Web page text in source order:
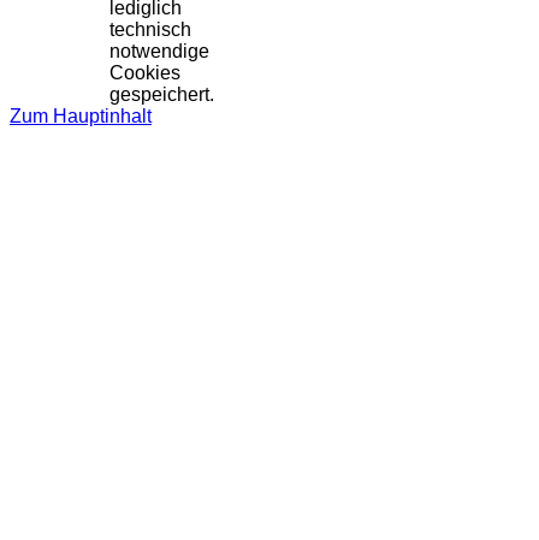
lediglich
technisch
notwendige
Cookies
gespeichert.
Zum Hauptinhalt